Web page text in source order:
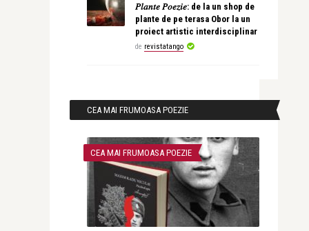
𝑃𝑙𝑎𝑛𝑡𝑒 𝑃𝑜𝑒𝑧𝑖𝑒: de la un shop de
plante de pe terasa Obor la un
proiect artistic interdisciplinar
de revistatango
CEA MAI FRUMOASA POEZIE
CEA MAI FRUMOASA POEZIE